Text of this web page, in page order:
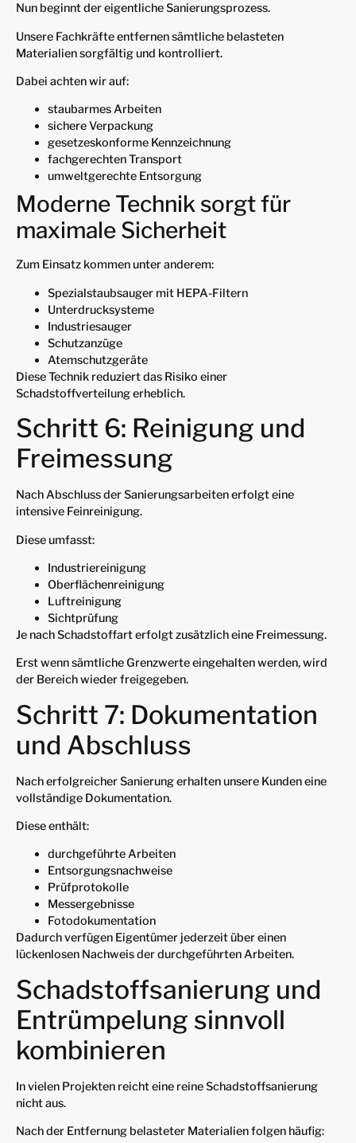
Nun beginnt der eigentliche Sanierungsprozess.
Unsere Fachkräfte entfernen sämtliche belasteten
Materialien sorgfältig und kontrolliert.
Dabei achten wir auf:
staubarmes Arbeiten
sichere Verpackung
gesetzeskonforme Kennzeichnung
fachgerechten Transport
umweltgerechte Entsorgung
Moderne Technik sorgt für
maximale Sicherheit
Zum Einsatz kommen unter anderem:
Spezialstaubsauger mit HEPA-Filtern
Unterdrucksysteme
Industriesauger
Schutzanzüge
Atemschutzgeräte
Diese Technik reduziert das Risiko einer
Schadstoffverteilung erheblich.
Schritt 6: Reinigung und
Freimessung
Nach Abschluss der Sanierungsarbeiten erfolgt eine
intensive Feinreinigung.
Diese umfasst:
Industriereinigung
Oberflächenreinigung
Luftreinigung
Sichtprüfung
Je nach Schadstoffart erfolgt zusätzlich eine Freimessung.
Erst wenn sämtliche Grenzwerte eingehalten werden, wird
der Bereich wieder freigegeben.
Schritt 7: Dokumentation
und Abschluss
Nach erfolgreicher Sanierung erhalten unsere Kunden eine
vollständige Dokumentation.
Diese enthält:
durchgeführte Arbeiten
Entsorgungsnachweise
Prüfprotokolle
Messergebnisse
Fotodokumentation
Dadurch verfügen Eigentümer jederzeit über einen
lückenlosen Nachweis der durchgeführten Arbeiten.
Schadstoffsanierung und
Entrümpelung sinnvoll
kombinieren
In vielen Projekten reicht eine reine Schadstoffsanierung
nicht aus.
Nach der Entfernung belasteter Materialien folgen häufig: